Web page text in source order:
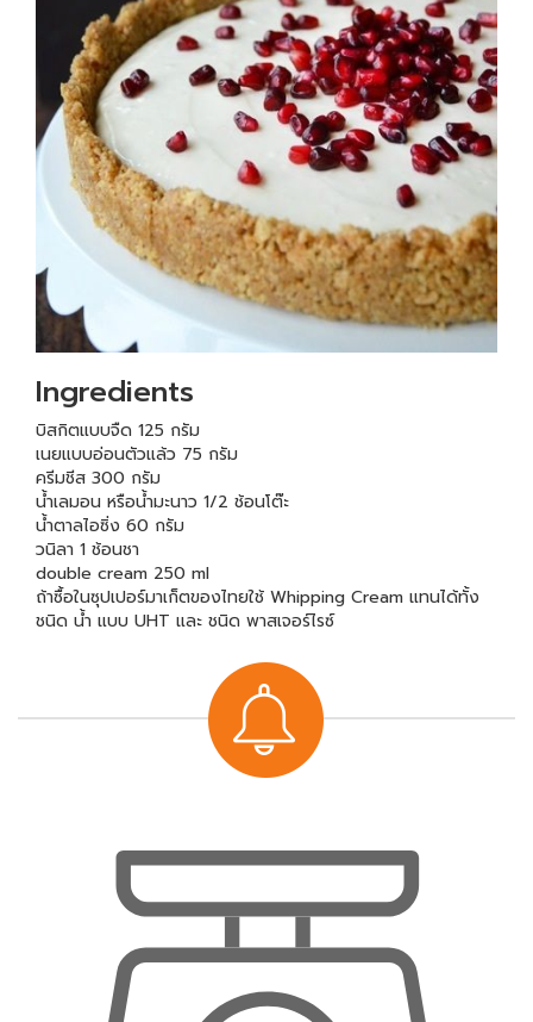
Ingredients
บิสกิตแบบจืด 125 กรัม
เนยแบบอ่อนตัวแล้ว 75 กรัม
ครีมชีส 300 กรัม
น้ำเลมอน หรือน้ำมะนาว 1/2 ช้อนโต๊ะ
น้ำตาลไอซิ่ง 60 กรัม
วนิลา 1 ช้อนชา
double cream 250 ml
ถ้าซื้อในซุปเปอร์มาเก็ตของไทยใช้ Whipping Cream แทนได้ทั้ง
ชนิด น้ำ แบบ UHT และ ชนิด พาสเจอร์ไรซ์